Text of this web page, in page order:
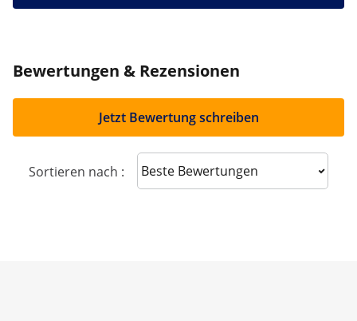
Bewertungen & Rezensionen
Jetzt Bewertung schreiben
Sortieren nach : Sort reviews